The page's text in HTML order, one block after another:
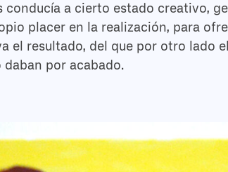
a cierto estado creativo,
placer en la realización, para
el resultado, del que por otro lado
por acabado.